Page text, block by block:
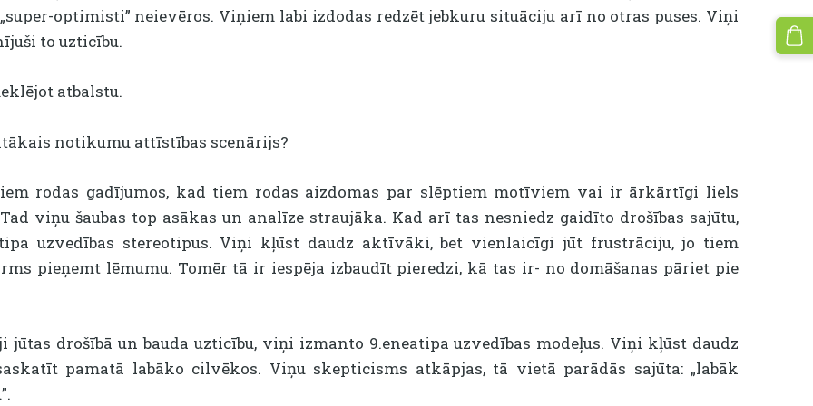
optimisti” neievēros. Viņiem labi izdodas redzēt jebkuru situāciju arī no otras puses. Viņi
to uzticību.
atbalstu.
notikumu attīstības scenārijs?
rodas gadījumos, kad tiem rodas aizdomas par slēptiem motīviem vai ir ārkārtīgi liels
viņu šaubas top asākas un analīze straujāka. Kad arī tas nesniedz gaidīto drošības sajūtu,
uzvedības stereotipus. Viņi kļūst daudz aktīvāki, bet vienlaicīgi jūt frustrāciju, jo tiem
pieņemt lēmumu. Tomēr tā ir iespēja izbaudīt pieredzi, kā tas ir- no domāšanas pāriet pie
jūtas drošībā un bauda uzticību, viņi izmanto 9.eneatipa uzvedības modeļus. Viņi kļūst daudz
pamatā labāko cilvēkos. Viņu skepticisms atkāpjas, tā vietā parādās sajūta: „labāk